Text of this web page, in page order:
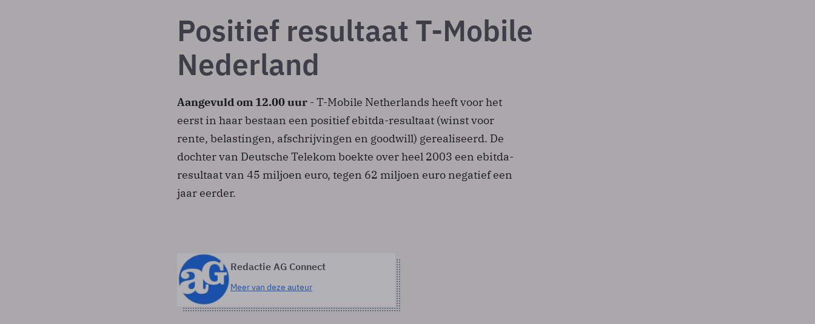
Positief resultaat T-Mobile
Nederland
Aangevuld om 12.00 uur - T-Mobile Netherlands heeft voor het
eerst in haar bestaan een positief ebitda-resultaat (winst voor
rente, belastingen, afschrijvingen en goodwill) gerealiseerd. De
dochter van Deutsche Telekom boekte over heel 2003 een ebitda-
resultaat van 45 miljoen euro, tegen 62 miljoen euro negatief een
jaar eerder.
Redactie AG Connect
Meer van deze auteur